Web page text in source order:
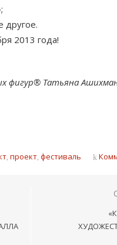
другое.
2013 года!
фигур® Татьяна
,проект,фестиваль